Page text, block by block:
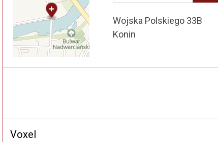
Wojska Polskiego 33B
Konin
Voxel